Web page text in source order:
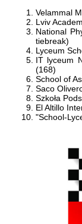
Velammal
Lviv
National
tiebreak)
Lyceum
IT lyceum
(168)
School of
Saco
Szkoła
El Altillo
"School-